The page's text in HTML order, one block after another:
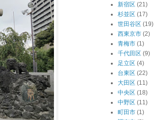
新宿区 (21)
杉並区 (17)
世田谷区 (19)
西東京市 (2)
青梅市 (1)
千代田区 (9)
足立区 (4)
台東区 (22)
大田区 (11)
中央区 (18)
中野区 (11)
町田市 (1)